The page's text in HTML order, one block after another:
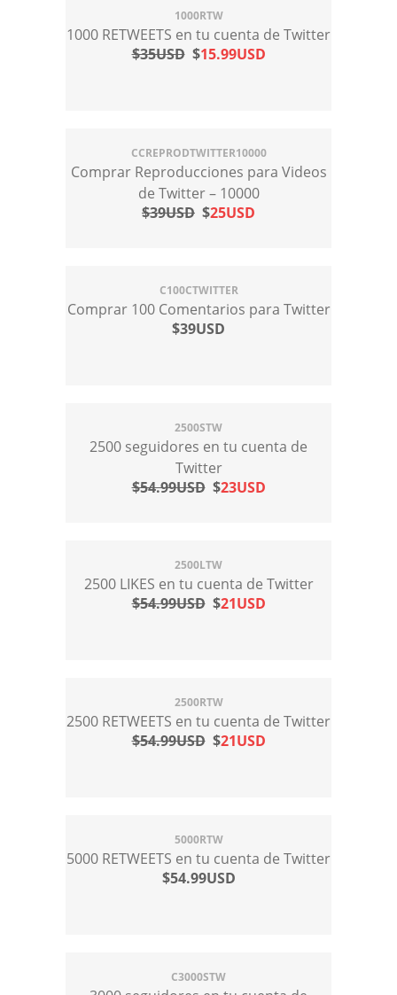
1000RTW
1000 RETWEETS en tu cuenta de Twitter
$35USD$15.99USD
CCREPRODTWITTER10000
Comprar Reproducciones para Videos
de Twitter – 10000
$39USD $25USD
C100CTWITTER
Comprar 100 Comentarios para Twitter
$39USD
2500STW
2500 seguidores en tu cuenta de
Twitter
$54.99USD$23USD
2500LTW
2500 LIKES en tu cuenta de Twitter
$54.99USD$21USD
2500RTW
2500 RETWEETS en tu cuenta de Twitter
$54.99USD$21USD
5000RTW
5000 RETWEETS en tu cuenta de Twitter
$54.99USD
C3000STW